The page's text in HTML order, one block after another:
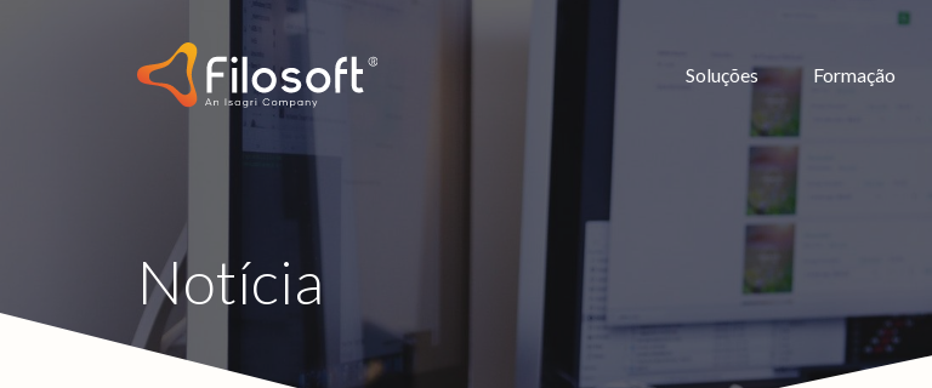
Soluções Formação
Notícia